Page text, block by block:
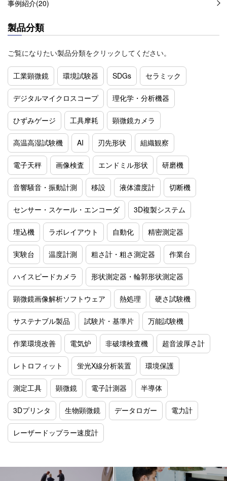
事例紹介(20)
製品分類
ご覧になりたい製品分類をクリックしてください。
工業顕微鏡 環境試験器 SDGs セラミック
デジタルマイクロスコープ 理化学・分析機器
ひずみゲージ 工具摩耗 顕微鏡カメラ
高温高湿試験機 AI 刃先形状 組織観察
電子天秤 画像検査 エンドミル形状 研磨機
音響騒音・振動計測 移設 液体濃度計 切断機
センサー・スケール・エンコーダ 3D複製システム
埋込機 ラボレイアウト 自動化 精密測定器
実験台 温度計測 粗さ計・粗さ測定器 作業台
ハイスピードカメラ 形状測定器・輪郭形状測定器
顕微鏡画像解析ソフトウェア 熱処理 硬さ試験機
サステナブル製品 試験片・基準片 万能試験機
作業環境改善 電気炉 非破壊検査機 超音波厚さ計
レトロフィット 蛍光X線分析装置 環境保護
測定工具 顕微鏡 電子計測器 半導体
3Dプリンタ 生物顕微鏡 データロガー 電力計
レーザードップラー速度計